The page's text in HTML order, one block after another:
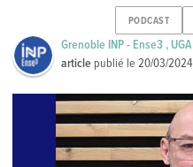
PODCAST
Grenoble INP - Ense3 , UGA
article publié le20/03/2024